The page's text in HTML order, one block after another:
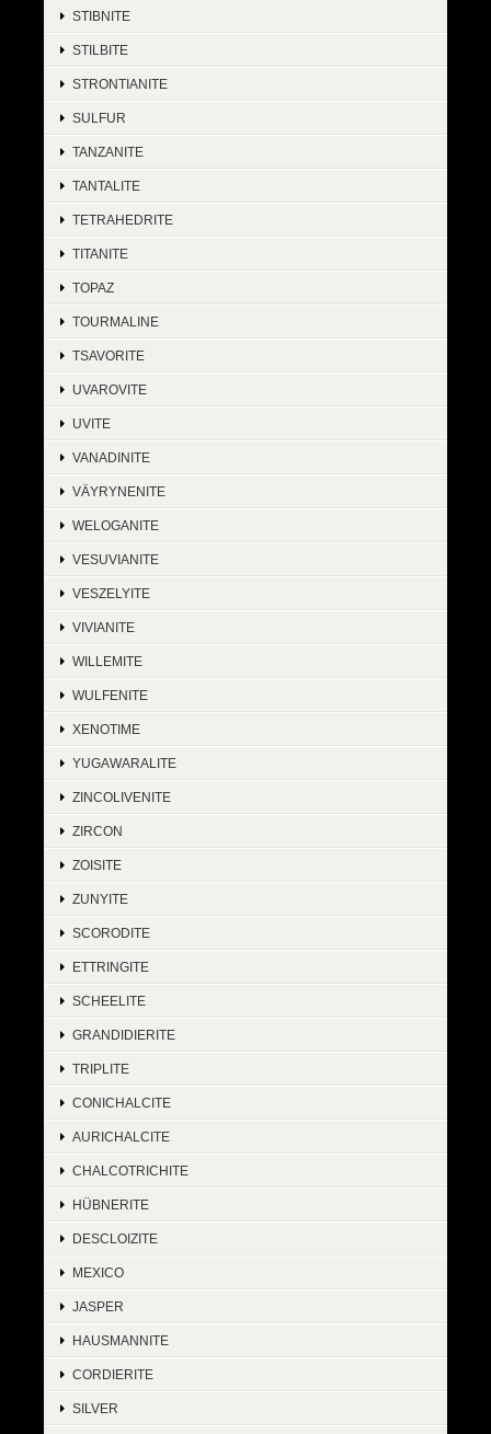
STIBNITE
STILBITE
STRONTIANITE
SULFUR
TANZANITE
TANTALITE
TETRAHEDRITE
TITANITE
TOPAZ
TOURMALINE
TSAVORITE
UVAROVITE
UVITE
VANADINITE
VÄYRYNENITE
WELOGANITE
VESUVIANITE
VESZELYITE
VIVIANITE
WILLEMITE
WULFENITE
XENOTIME
YUGAWARALITE
ZINCOLIVENITE
ZIRCON
ZOISITE
ZUNYITE
SCORODITE
ETTRINGITE
SCHEELITE
GRANDIDIERITE
TRIPLITE
CONICHALCITE
AURICHALCITE
CHALCOTRICHITE
HÜBNERITE
DESCLOIZITE
MEXICO
JASPER
HAUSMANNITE
CORDIERITE
SILVER